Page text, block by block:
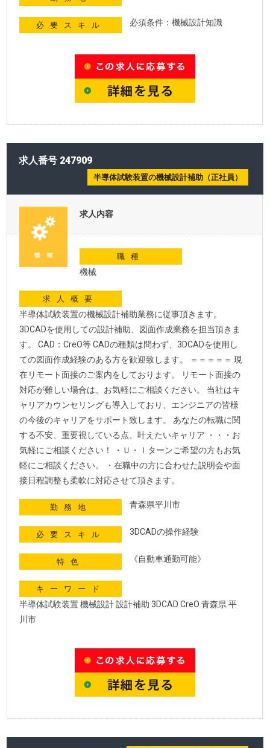
必要スキル 必須条件：機械設計知識
求人番号 247909
半導体試験装置の機械設計補助（正社員）
求人内容
職種
機械
求人概要
半導体試験装置の機械設計補助業務に従事頂きます。
3DCADを使用しての設計補助、図面作成業務を担当頂きま
す。 CAD：CreO等 CADの種類は問わず、3DCADを使用し
ての図面作成経験のある方を歓迎致します。 ＝＝＝＝＝ 現
在リモート面接のご案内をしております。 リモート面接の
対応が難しい場合は、お気軽にご相談ください。 当社はキ
ャリアカウンセリングも導入しており、エンジニアの皆様
の今後のキャリアをサポート致します。 あなたの転職に関
する不安、重要視している点、叶えたいキャリア ・・・お
気軽にご相談ください！ ・Ｕ・ｌターンご希望の方もお気
軽にご相談ください。 ・在職中の方に合わせた説明会や面
接日程調整も柔軟に対応させて頂きます。
勤務地 青森県平川市
必要スキル 3DCADの操作経験
特色 《自動車通勤可能》
キーワード
半導体試験装置 機械設計 設計補助 3DCAD CreO 青森県 平
川市